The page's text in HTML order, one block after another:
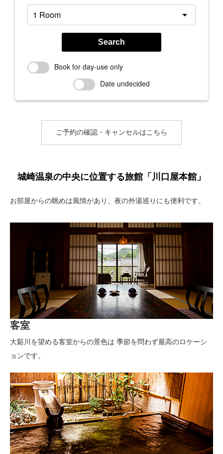
Search
Book for day-use only
Date undecided
ご予約の確認・キャンセルはこちら
城崎温泉の中央に位置する旅館「川口屋本館」
お部屋からの眺めは風情があり、夜の外湯巡りにも便利です。
客室
大谿川を望める客室からの景色は 季節を問わず最高のロケーシ
ョンです。